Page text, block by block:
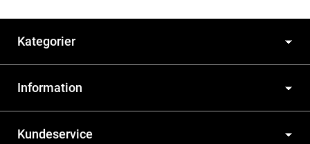
Kategorier
Information
Kundeservice